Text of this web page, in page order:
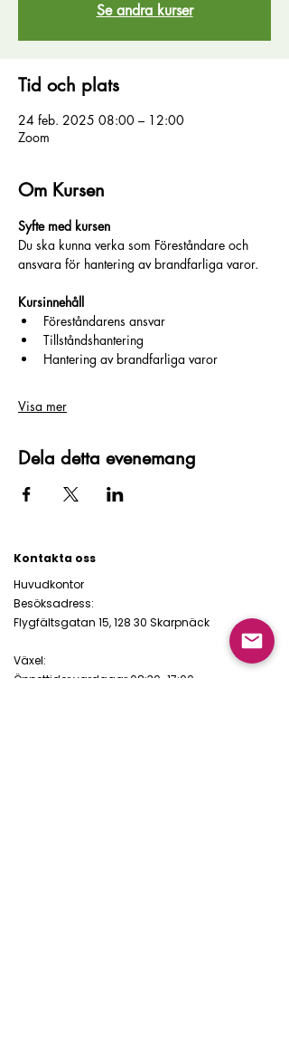
Se andra kurser
Tid och plats
24 feb. 2025 08:00 – 12:00
Zoom
Om Kursen
Syfte med kursen
Du ska kunna verka som Föreståndare och
ansvara för hantering av brandfarliga varor.
Kursinnehåll
Föreståndarens ansvar
Tillståndshantering
Hantering av brandfarliga varor
Visa mer
Dela detta evenemang
Kontakta oss
Huvudkontor
Besöksadress:
Flygfältsgatan 15, 128 30 Skarpnäck
Växel:
Öppettider vardagar 08:30-17:00